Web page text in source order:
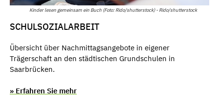
Kinder lesen gemeinsam ein Buch (Foto: Rido/shutterstock) - Rido/shutterstock
SCHULSOZIALARBEIT
Übersicht über Nachmittagsangebote in eigener
Trägerschaft an den städtischen Grundschulen in
Saarbrücken.
» Erfahren Sie mehr